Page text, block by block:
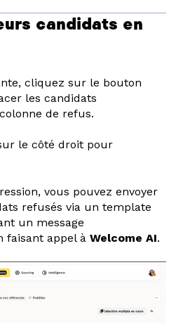
candidats en
cliquez sur le bouton
les candidats
de refus.
le côté droit pour
vous pouvez envoyer
refusés via un template
un message
faisant appel à Welcome AI.